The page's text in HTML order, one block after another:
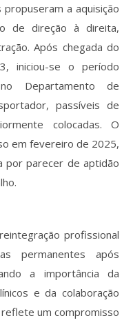
a aquisição
de direção à direita,
Após chegada do
iniciou-se o período
Departamento de
passíveis de
colocadas. O
em fevereiro de 2025,
por parecer de aptidão
profissional
permanentes após
a importância da
e da colaboração
reflete um compromisso